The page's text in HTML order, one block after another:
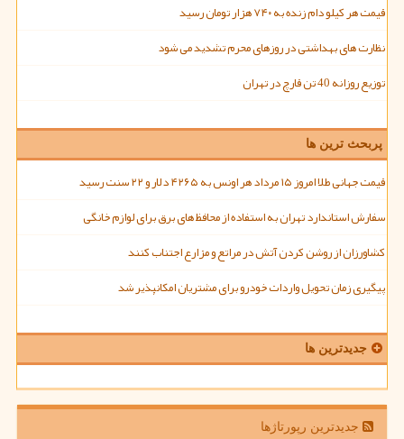
قیمت هر کیلو دام زنده به ۷۴۰ هزار تومان رسید
نظارت های بهداشتی در روزهای محرم تشدید می شود
توزیع روزانه 40 تن قارچ در تهران
پربحث ترین ها
قیمت جهانی طلا امروز ۱۵ مرداد هر اونس به ۴۲۶۵ دلار و ۲۲ سنت رسید
سفارش استاندارد تهران به استفاده از محافظ های برق برای لوازم خانگی
کشاورزان از روشن کردن آتش در مراتع و مزارع اجتناب کنند
پیگیری زمان تحویل واردات خودرو برای مشتریان امکانپذیر شد
جدیدترین ها
جدیدترین رپورتاژها